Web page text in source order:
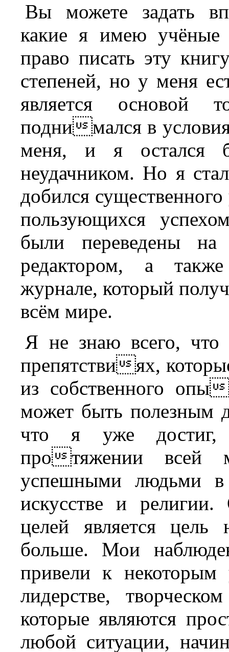
Вы можете задать
какие я имею учёные
право писать эту
степеней, но у меня
является
поднимался в
меня, и я остался
неудачником. Но я
добился
пользующихся
были переведены
редактором, а
журнале, который
всём мире.
Я не знаю всего, что
препятствиях,
из собственного опы
может быть полезным
что я уже достиг,
протяжении всей
успешными людьми в
искусстве и
целей является цель
больше. Мои
привели к некоторым
лидерстве,
которые являются
любой ситуации,